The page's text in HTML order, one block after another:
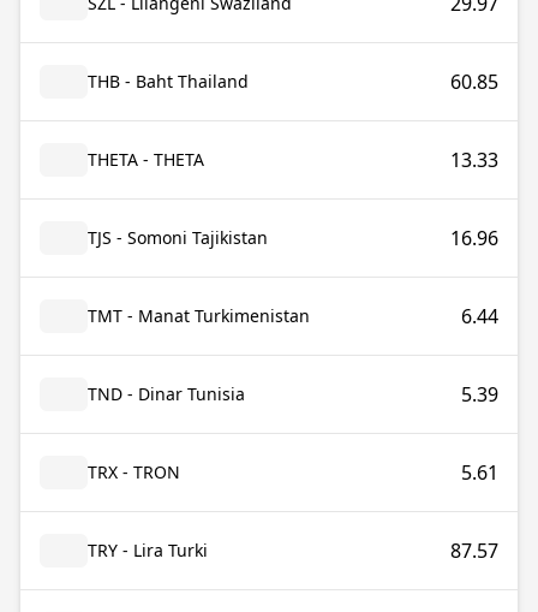
THB - Baht Thailand 60.85
THETA - THETA 13.33
TJS - Somoni Tajikistan 16.96
TMT - Manat Turkimenistan 6.44
TND - Dinar Tunisia 5.39
TRX - TRON 5.61
TRY - Lira Turki 87.57